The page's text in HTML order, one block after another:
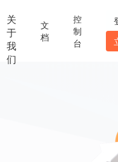
关
于
我
们
文
档
控
制
台